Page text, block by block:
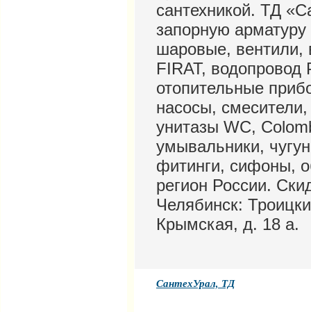
сантехникой. ТД
запорную
шаровые, вентили,
FIRAT,
отопительные
насосы,
унитазы WC,
умывальники,
фитинги, сифоны,
регион России.
Челябинск:
Крымская, д. 18 а.
СантехУрал, ТД